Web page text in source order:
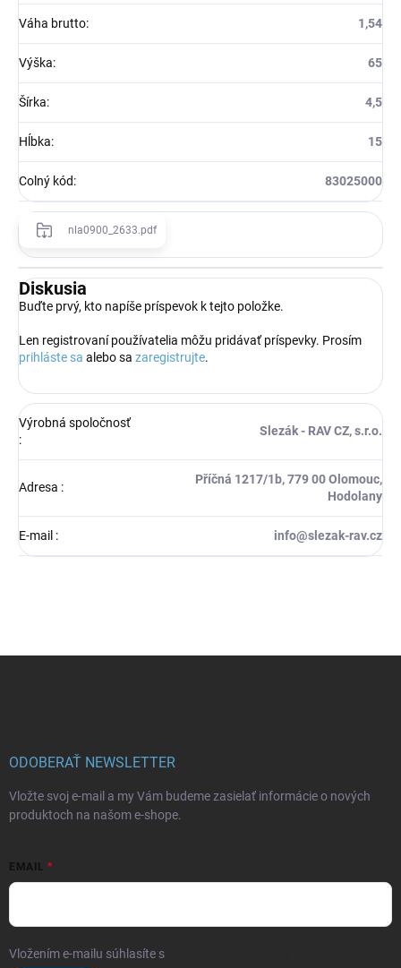
Váha brutto: 1,54
Výška: 65
Šírka: 4,5
Hĺbka: 15
Colný kód: 83025000
nla0900_2633.pdf
Diskusia
Buďte prvý, kto napíše príspevok k tejto položke.
Len registrovaní používatelia môžu pridávať príspevky. Prosím
prihláste sa alebo sa zaregistrujte.
Výrobná spoločnosť
:
Slezák - RAV CZ, s.r.o.
Adresa :
Příčná 1217/1b, 779 00 Olomouc,
Hodolany
E-mail : info@slezak-rav.cz
ODOBERAŤ NEWSLETTER
Vložte svoj e-mail a my Vám budeme zasielať informácie o nových
produktoch na našom e-shope.
EMAIL
Vložením e-mailu súhlasíte s